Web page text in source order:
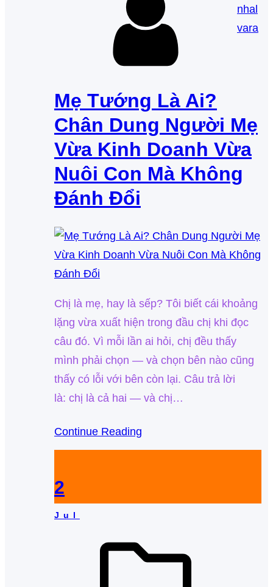
nhal
vara
Mẹ Tướng Là Ai?
Chân Dung Người Mẹ
Vừa Kinh Doanh Vừa
Nuôi Con Mà Không
Đánh Đổi
Chị là mẹ, hay là sếp? Tôi biết cái khoảng
lặng vừa xuất hiện trong đầu chị khi đọc
câu đó. Vì mỗi lần ai hỏi, chị đều thấy
mình phải chọn — và chọn bên nào cũng
thấy có lỗi với bên còn lại. Câu trả lời
là: chị là cả hai — và chị…
Continue Reading
2
Jul